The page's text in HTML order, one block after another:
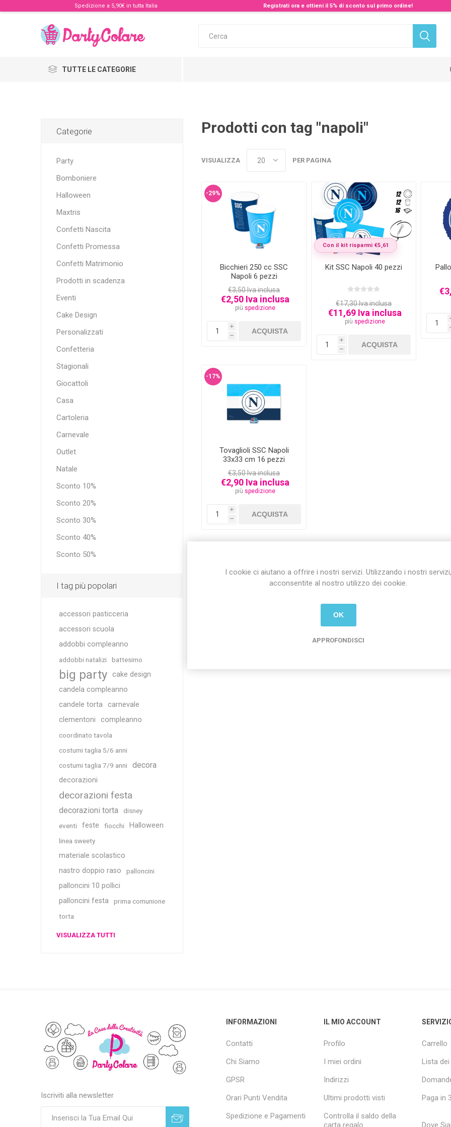
Spedizione a 5,90€ in tutta Italia Registrati ora e ottieni il 5% di sconto sul primo ordine!
TUTTE LE CATEGORIE
Prodotti con tag "napoli"
VISUALIZZA PER PAGINA
-29%
Bicchieri 250 cc SSC
Napoli 6 pezzi
€3,50 Iva inclusa
€2,50 Iva inclusa
più spedizione
i
h
Con il kit risparmi €5,61
Kit SSC Napoli 40 pezzi
€17,30 Iva inclusa
€11,69 Iva inclusa
più spedizione
i
h
-17%
Tovaglioli SSC Napoli
33x33 cm 16 pezzi
€3,50 Iva inclusa
€2,90 Iva inclusa
più spedizione
i
h
Categorie
Party
Bomboniere
Halloween
Maxtris
Confetti Nascita
Confetti Promessa
Confetti Matrimonio
Prodotti in scadenza
Eventi
Cake Design
Personalizzati
Confetteria
Stagionali
Giocattoli
Casa
Cartoleria
Carnevale
Outlet
Natale
Sconto 10%
Sconto 20%
Sconto 30%
Sconto 40%
Sconto 50%
I tag più popolari
accessori pasticceria
accessori scuola
addobbi compleanno
addobbi natalizi battesimo
big party
cake design
candela compleanno
candele torta
carnevale
clementoni
compleanno
coordinato tavola
costumi taglia 5/6 anni
costumi taglia 7/9 anni
decora
decorazioni
decorazioni festa
decorazioni torta
disney
eventi
feste fiocchi Halloween
linea sweety
materiale scolastico
nastro doppio raso
palloncini
palloncini 10 pollici
palloncini festa
prima comunione
torta
VISUALIZZA TUTTI
Iscriviti alla newsletter
INFORMAZIONI
Contatti
Chi Siamo
GPSR
Orari Punti Vendita
Spedizione e Pagamenti
IL MIO ACCOUNT
Profilo
I miei ordini
Indirizzi
Ultimi prodotti visti
Controlla il saldo della
carta regalo
Carrello
Lista
Paga in
Dove
I cookie ci aiutano a offrire i nostri servizi. Utilizzando i nostri servizi,
acconsentite al nostro utilizzo dei cookie.
OK
APPROFONDISCI